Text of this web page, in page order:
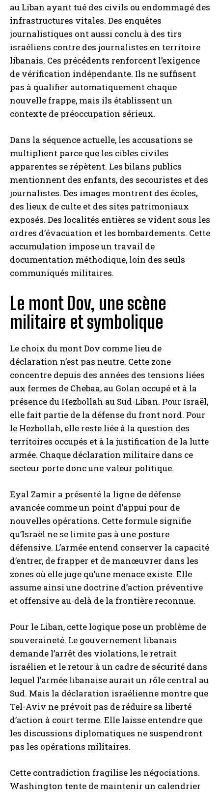
au Liban ayant tué des civils ou endommagé des
infrastructures vitales. Des enquêtes
journalistiques ont aussi conclu à des tirs
israéliens contre des journalistes en territoire
libanais. Ces précédents renforcent l’exigence
de vérification indépendante. Ils ne suffisent
pas à qualifier automatiquement chaque
nouvelle frappe, mais ils établissent un
contexte de préoccupation sérieux.
Dans la séquence actuelle, les accusations se
multiplient parce que les cibles civiles
apparentes se répètent. Les bilans publics
mentionnent des enfants, des secouristes et des
journalistes. Des images montrent des écoles,
des lieux de culte et des sites patrimoniaux
exposés. Des localités entières se vident sous les
ordres d’évacuation et les bombardements. Cette
accumulation impose un travail de
documentation méthodique, loin des seuls
communiqués militaires.
Le mont Dov, une scène
militaire et symbolique
Le choix du mont Dov comme lieu de
déclaration n’est pas neutre. Cette zone
concentre depuis des années des tensions liées
aux fermes de Chebaa, au Golan occupé et à la
présence du Hezbollah au Sud-Liban. Pour Israël,
elle fait partie de la défense du front nord. Pour
le Hezbollah, elle reste liée à la question des
territoires occupés et à la justification de la lutte
armée. Chaque déclaration militaire dans ce
secteur porte donc une valeur politique.
Eyal Zamir a présenté la ligne de défense
avancée comme un point d’appui pour de
nouvelles opérations. Cette formule signifie
qu’Israël ne se limite pas à une posture
défensive. L’armée entend conserver la capacité
d’entrer, de frapper et de manœuvrer dans les
zones où elle juge qu’une menace existe. Elle
assume ainsi une doctrine d’action préventive
et offensive au-delà de la frontière reconnue.
Pour le Liban, cette logique pose un problème de
souveraineté. Le gouvernement libanais
demande l’arrêt des violations, le retrait
israélien et le retour à un cadre de sécurité dans
lequel l’armée libanaise aurait un rôle central au
Sud. Mais la déclaration israélienne montre que
Tel-Aviv ne prévoit pas de réduire sa liberté
d’action à court terme. Elle laisse entendre que
les discussions diplomatiques ne suspendront
pas les opérations militaires.
Cette contradiction fragilise les négociations.
Washington tente de maintenir un calendrier